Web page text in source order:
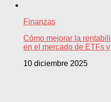
Finanzas
Cómo mejorar la
en el mercado de ETFs
10 diciembre 2025